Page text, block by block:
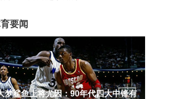
要闻
梦鲨鱼上将尤因：90年代四大中锋有